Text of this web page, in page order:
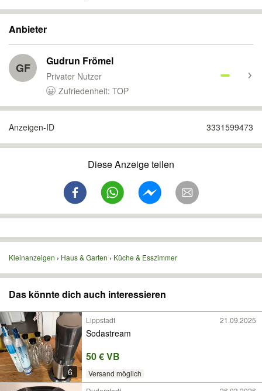
Anbieter
GF Gudrun Frömel
Privater Nutzer
Zufriedenheit: TOP
Anzeigen-ID 3331599473
Diese Anzeige teilen
Kleinanzeigen Haus & Garten Küche & Esszimmer
Das könnte dich auch interessieren
6
Lippstadt 21.09.2025
Sodastream
50 € VB
Versand möglich